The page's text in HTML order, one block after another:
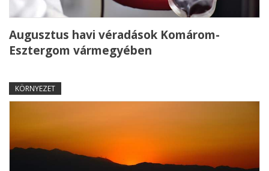
Augusztus havi véradások Komárom-
Esztergom vármegyében
KÖRNYEZET